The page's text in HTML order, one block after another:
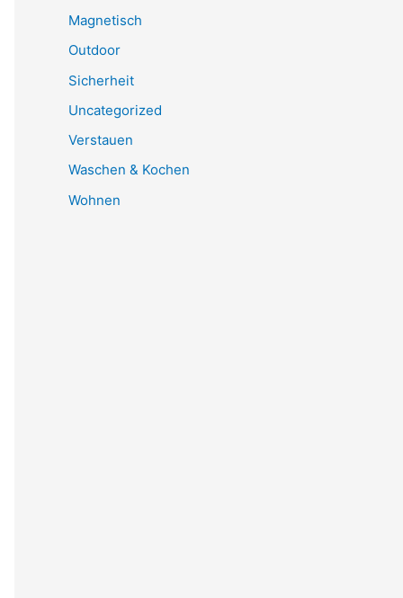
Magnetisch
Outdoor
Sicherheit
Uncategorized
Verstauen
Waschen & Kochen
Wohnen